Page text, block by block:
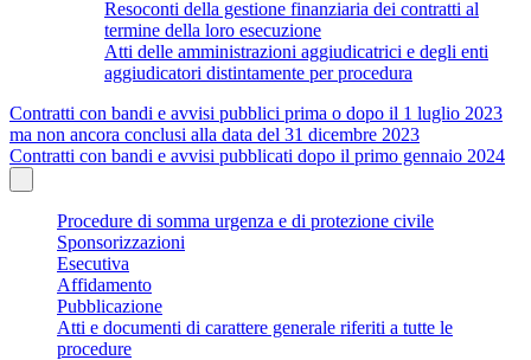
Resoconti della gestione finanziaria dei contratti al
termine della loro esecuzione
Atti delle amministrazioni aggiudicatrici e degli enti
aggiudicatori distintamente per procedura
Contratti con bandi e avvisi pubblici prima o dopo il 1 luglio 2023
ma non ancora conclusi alla data del 31 dicembre 2023
Contratti con bandi e avvisi pubblicati dopo il primo gennaio 2024
Procedure di somma urgenza e di protezione civile
Sponsorizzazioni
Esecutiva
Affidamento
Pubblicazione
Atti e documenti di carattere generale riferiti a tutte le
procedure